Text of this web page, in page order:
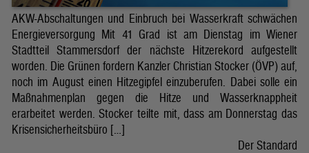
AKW-Abschaltungen und Einbruch bei Wasserkraft schwächen
Energieversorgung Mit 41 Grad ist am Dienstag im Wiener
Stadtteil Stammersdorf der nächste Hitzerekord aufgestellt
worden. Die Grünen fordern Kanzler Christian Stocker (ÖVP) auf,
noch im August einen Hitzegipfel einzuberufen. Dabei solle ein
Maßnahmenplan gegen die Hitze und Wasserknappheit
erarbeitet werden. Stocker teilte mit, dass am Donnerstag das
Krisensicherheitsbüro […]
Der Standard